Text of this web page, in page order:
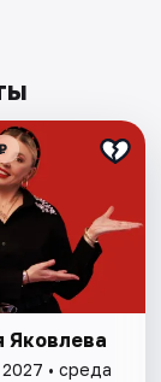
Яковлева
• среда